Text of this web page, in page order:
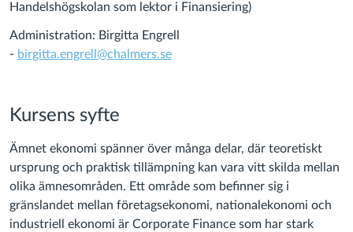
Handelshögskolan som lektor i Finansiering)
Administration: Birgitta Engrell
- birgitta.engrell@chalmers.se
Kursens syfte
Ämnet ekonomi spänner över många delar, där teoretiskt
ursprung och praktisk tillämpning kan vara vitt skilda mellan
olika ämnesområden. Ett område som befinner sig i
gränslandet mellan företagsekonomi, nationalekonomi och
industriell ekonomi är Corporate Finance som har stark